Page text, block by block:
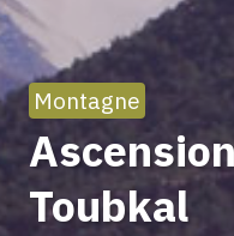
Montagne
Toubkal